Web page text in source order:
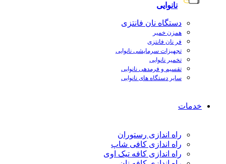
نانوایی
دستگاه نان فانتزی
همزن خمیر
فر نان فانتزی
تجهیزات سرمایشی نانوایی
تخمیر نانوایی
تقسیم و فرمدهی نانوایی
سایر دستگاه های نانوایی
خدمات
راه اندازی رستوران
راه اندازی کافی شاپ
راه اندازی کافه تیک اوی